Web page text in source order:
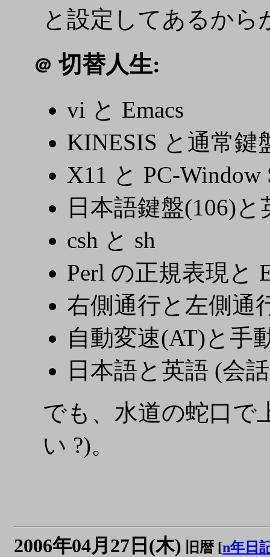
と設定してあるから
＠ 切替人生:
vi と Emacs
KINESIS と通常鍵
X11 と PC-
日本語鍵盤(106)
csh と sh
Perl の正規表現と
右側通行と左側通
自動変速(AT)と手
日本語と英語 (会
でも、水道の蛇口で
い ?)。
2006年04月27日(木) 旧暦 [n年日